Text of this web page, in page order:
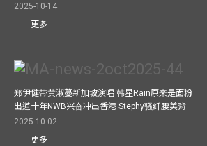
2025-10-14
更多
郑伊健带黄淑蔓新加坡演唱 韩星Rain原来是面粉
出道十年NWB兴奋冲出香港 Stephy骚纤腰美背
2025-10-02
更多